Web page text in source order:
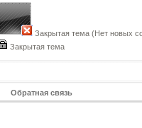
Закрытая тема (Нет новых
Закрытая тема
Обратная связь